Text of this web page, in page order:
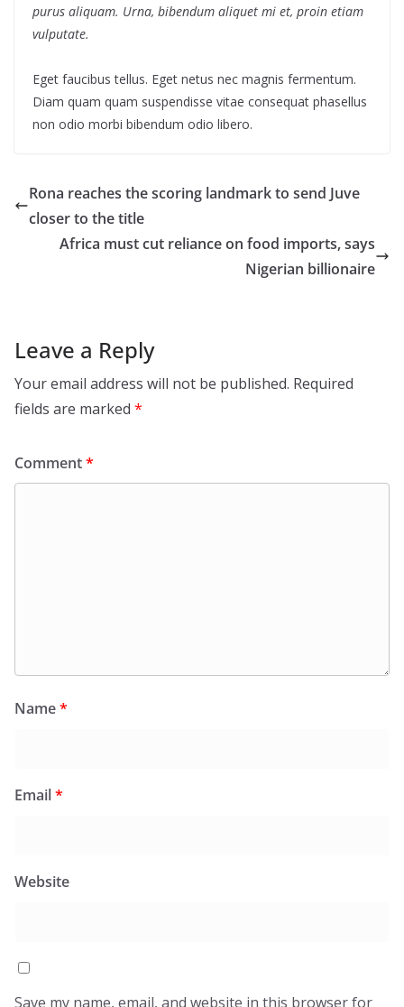
purus aliquam. Urna, bibendum aliquet mi et, proin etiam
vulputate.
Eget faucibus tellus. Eget netus nec magnis fermentum.
Diam quam quam suspendisse vitae consequat phasellus
non odio morbi bibendum odio libero.
Rona reaches the scoring landmark to send Juve
closer to the title
Africa must cut reliance on food imports, says
Nigerian billionaire
Leave a Reply
Your email address will not be published. Required
fields are marked *
Comment*
Name*
Email*
Website
Save my name, email, and website in this browser for